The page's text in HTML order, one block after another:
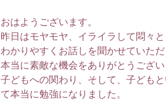
おはようございます。
昨日はモヤモヤ、イライラして悶々
わかりやすくお話しを聞かせていた
本当に素敵な機会をありがとうござい
子どもへの関わり、そして、子ども
て本当に勉強になりました。